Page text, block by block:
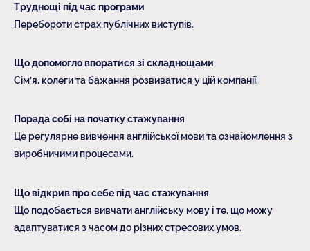
Труднощі під час програми
Перебороти страх публічних виступів.
Що допомогло впоратися зі складнощами
Сім’я, колеги та бажання розвиватися у цій компанії.
Порада собі на початку стажування
Це регулярне вивчення англійської мови та ознайомлення з
виробничими процесами.
Що відкрив про себе під час стажування
Що подобається вивчати англійську мову і те, що можу
адаптуватися з часом до різних стресових умов.